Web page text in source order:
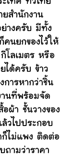
สำนักงาน
างครับ มีทั้ง
คนยกของไว้ให้
โลเมตร หรือ
ได้ครับ ข้าว
การหากว่าชิ้น
านที่พร้อมจัด
ผ้า ชั้นวางของ
วไปประกอบ
ก็ไม่แพง ติดต่อ
ถามว่าราคา